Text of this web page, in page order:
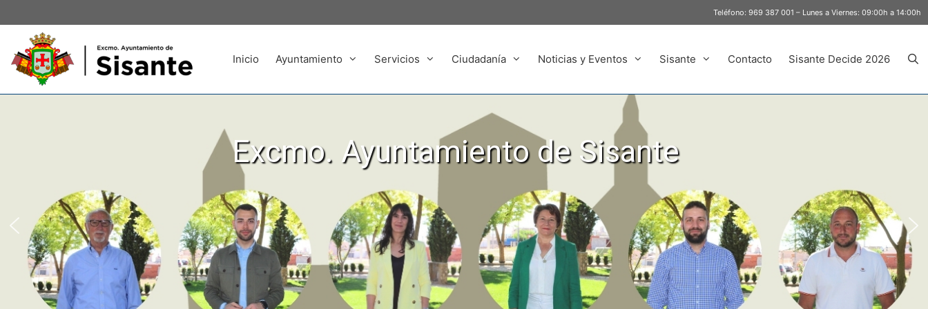
Teléfono: 969 387 001 – Lunes a Viernes: 09:00h a 14:00h
Inicio Ayuntamiento Servicios Ciudadanía Noticias y Eventos Sisante Contacto Sisante Decide 2026
Excmo. Ayuntamiento de Sisante